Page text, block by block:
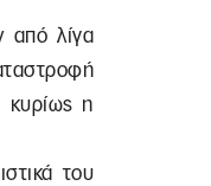
από λίγα
κυρίως η
του